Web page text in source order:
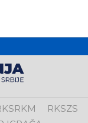
RKSZS